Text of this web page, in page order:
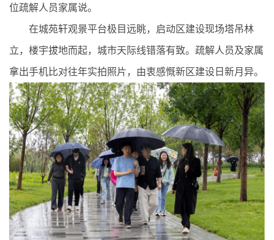
位疏解人员家属说。
在城苑轩观景平台极目远眺，启动区建设现场塔吊林
立，楼宇拔地而起，城市天际线错落有致。疏解人员及家属
拿出手机比对往年实拍照片，由衷感慨新区建设日新月异。